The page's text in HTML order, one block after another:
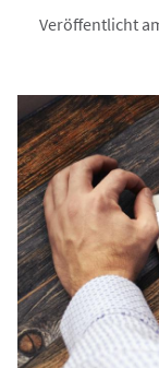
Veröffentlicht